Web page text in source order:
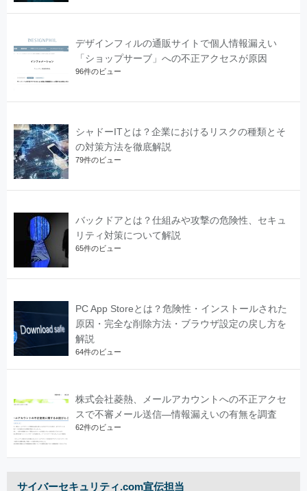
デザインフィルの通販サイトで個人情報漏えい
「ショップサーブ」への不正アクセスが原因
96件のビュー
シャドーITとは？企業におけるリスクの種類とそ
の対策方法を徹底解説
79件のビュー
バックドアとは？仕組みや攻撃の危険性、セキュ
リティ対策について解説
65件のビュー
PC App Storeとは？危険性・インストールされた
原因・完全な削除方法・ブラウザ設定の戻し方を
解説
64件のビュー
株式会社菱熱、メールアカウントへの不正アクセ
スで不審メール送信―情報漏えいの有無を調査
62件のビュー
サイバーセキュリティ.com宣伝担当